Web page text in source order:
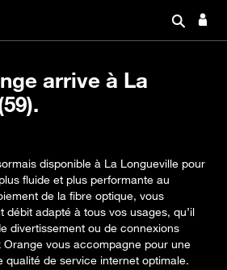
arrive à La
disponible à La Longueville pour
fluide et plus performante au
de la fibre optique, vous
débit adapté à tous vos usages, qu’il
divertissement ou de connexions
Orange vous accompagne pour une
qualité de service internet optimale.